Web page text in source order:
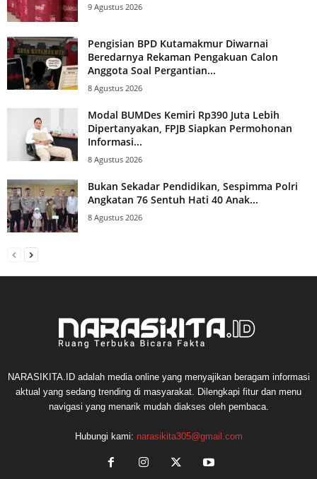
9 Agustus 2026
Pengisian BPD Kutamakmur Diwarnai
Beredarnya Rekaman Pengakuan Calon
Anggota Soal Pergantian...
8 Agustus 2026
Modal BUMDes Kemiri Rp390 Juta Lebih
Dipertanyakan, FPJB Siapkan Permohonan
Informasi...
8 Agustus 2026
Bukan Sekadar Pendidikan, Sespimma Polri
Angkatan 76 Sentuh Hati 40 Anak...
8 Agustus 2026
NARASIKITA.ID adalah media online yang menyajikan beragam informasi
aktual yang sedang trending di masyarakat. Dilengkapi fitur dan menu
navigasi yang menarik mudah diakses oleh pembaca.
Hubungi kami: narasikita305@gmail.com